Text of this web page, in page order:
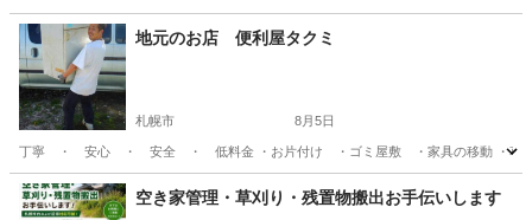
北海道 札幌市 宮の沢駅 便利屋
地元のお店 便利屋タクミ
札幌市 8月5日
丁寧 ・ 安心 ・ 安全 ・ 低料金 ・お片付け ・ゴミ屋敷 ・家具の移動 ・草
北海道 札幌市 便利屋 無料
空き家管理・草刈り・残置物搬出お手伝いします